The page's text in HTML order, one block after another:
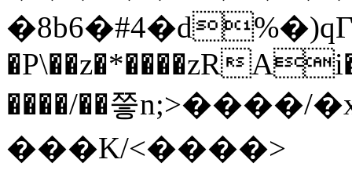
�P\��z�*����zR
����/��쯯
���K/<����>